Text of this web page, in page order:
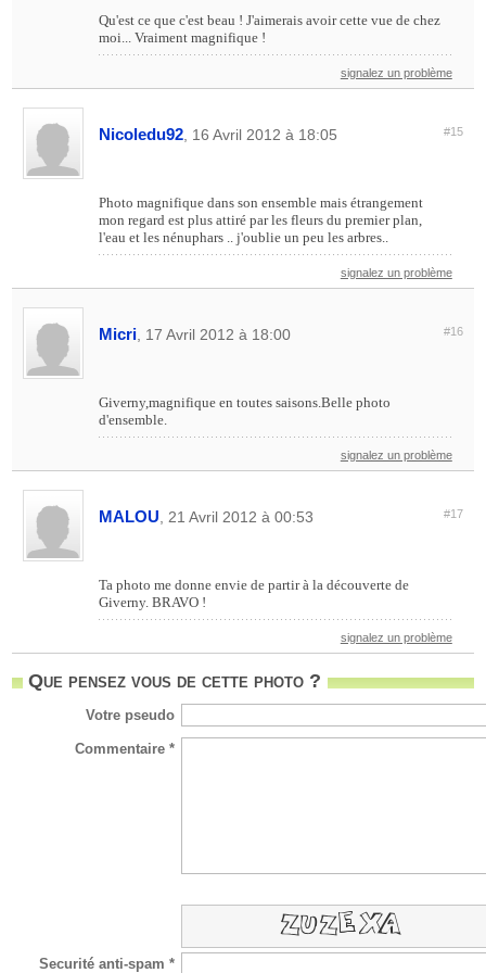
Qu'est ce que c'est beau ! J'aimerais avoir cette vue de chez
moi... Vraiment magnifique !
signalez un problème
Nicoledu92 , 16 Avril 2012 à 18:05 #15
Photo magnifique dans son ensemble mais étrangement
mon regard est plus attiré par les fleurs du premier plan,
l'eau et les nénuphars .. j'oublie un peu les arbres..
signalez un problème
Micri , 17 Avril 2012 à 18:00 #16
Giverny,magnifique en toutes saisons.Belle photo
d'ensemble.
signalez un problème
MALOU , 21 Avril 2012 à 00:53 #17
Ta photo me donne envie de partir à la découverte de
Giverny. BRAVO !
signalez un problème
Que pensez vous de cette photo ?
Votre pseudo
Commentaire *
Securité anti-spam *